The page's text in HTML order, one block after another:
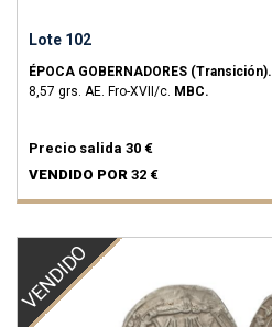
Lote 102
ÉPOCA GOBERNADORES (Transición).
8,57 grs. AE. Fro-XVII/c. MBC.
Precio salida 30 €
VENDIDO POR 32 €
VENDIDO